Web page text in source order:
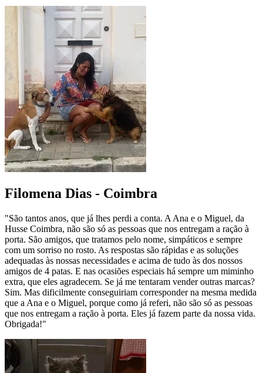
Filomena Dias - Coimbra
"São tantos anos, que já lhes perdi a conta. A Ana e o Miguel, da
Husse Coimbra, não são só as pessoas que nos entregam a ração à
porta. São amigos, que tratamos pelo nome, simpáticos e sempre
com um sorriso no rosto. As respostas são rápidas e as soluções
adequadas às nossas necessidades e acima de tudo às dos nossos
amigos de 4 patas. E nas ocasiões especiais há sempre um miminho
extra, que eles agradecem. Se já me tentaram vender outras marcas?
Sim. Mas dificilmente conseguiriam corresponder na mesma medida
que a Ana e o Miguel, porque como já referi, não são só as pessoas
que nos entregam a ração à porta. Eles já fazem parte da nossa vida.
Obrigada!"